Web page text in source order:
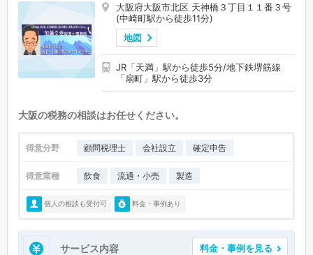
大阪府大阪市北区 天神橋３丁目１１番３号
(中崎町駅から徒歩11分)
地図
JR「天満」駅から徒歩5分/地下鉄堺筋線
「扇町」駅から徒歩3分
大阪の税務の相談はお任せください。
得意分野 顧問税理士 会社設立 確定申告
得意業種 飲食 流通・小売 製造
個人の相談も受付可 料金・事例あり
サービス内容 料金・事例を見る